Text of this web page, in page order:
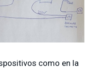
como en la